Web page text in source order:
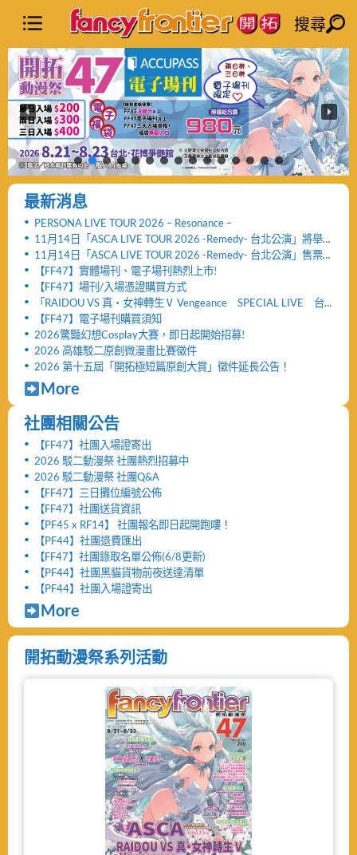
搜尋
最新消息
PERSONA LIVE TOUR 2026 – Resonance –
11月14日「ASCA LIVE TOUR 2026 -Remedy- 台北公演」將舉
辦「FF47迷你演唱會」與「致贈小禮物活動」
11月14日「ASCA LIVE TOUR 2026 -Remedy- 台北公演」售票
網頁公開及女性粉絲看台區設置公告！！
【FF47】實體場刊、電子場刊熱烈上市!
【FF47】場刊/入場憑證購買方式
「RAIDOU VS 真・女神轉生Ⅴ Vengeance SPECIAL LIVE 台
北公演」活動取消及退票服務相關公告
【FF47】電子場刊購買須知
2026驚豔幻想Cosplay大賽，即日起開始招募!
2026 高雄駁二原創微漫畫比賽徵件
2026 第十五屆「開拓極短篇原創大賞」徵件延長公告！
More
社團相關公告
【FF47】社團入場證寄出
2026 駁二動漫祭 社團熱烈招募中
2026 駁二動漫祭 社團Q&A
【FF47】三日攤位編號公佈
【FF47】社團送貨資訊
【PF45 x RF14】 社團報名即日起開跑嘍！
【PF44】社團退費匯出
【FF47】社團錄取名單公佈(6/8更新)
【PF44】社團黑貓貨物前夜送達清單
【PF44】社團入場證寄出
More
開拓動漫祭系列活動